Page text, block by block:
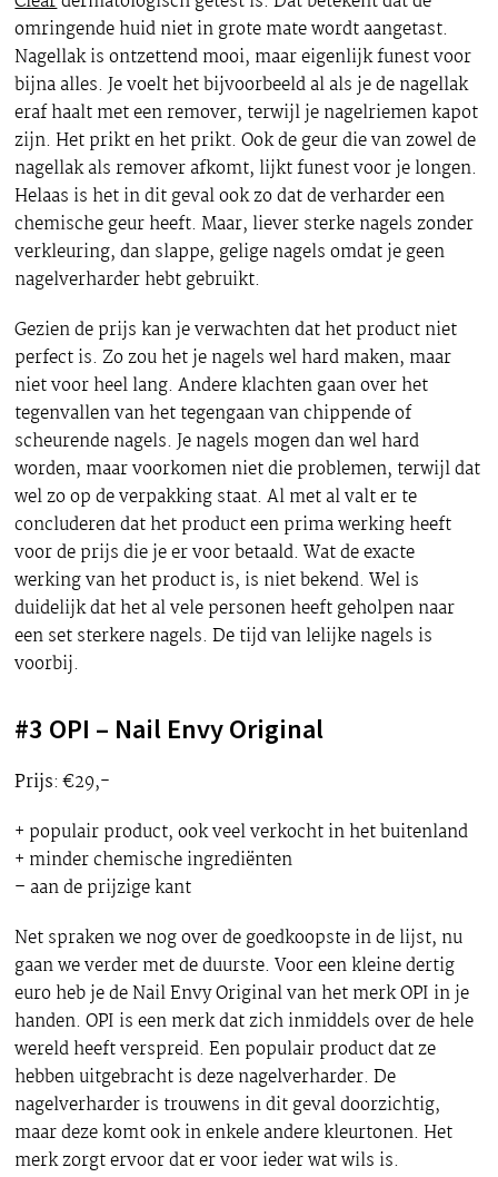
omringende huid niet in grote mate wordt aangetast.
Nagellak is ontzettend mooi, maar eigenlijk funest voor
bijna alles. Je voelt het bijvoorbeeld al als je de nagellak
eraf haalt met een remover, terwijl je nagelriemen kapot
zijn. Het prikt en het prikt. Ook de geur die van zowel de
nagellak als remover afkomt, lijkt funest voor je longen.
Helaas is het in dit geval ook zo dat de verharder een
chemische geur heeft. Maar, liever sterke nagels zonder
verkleuring, dan slappe, gelige nagels omdat je geen
nagelverharder hebt gebruikt.
Gezien de prijs kan je verwachten dat het product niet
perfect is. Zo zou het je nagels wel hard maken, maar
niet voor heel lang. Andere klachten gaan over het
tegenvallen van het tegengaan van chippende of
scheurende nagels. Je nagels mogen dan wel hard
worden, maar voorkomen niet die problemen, terwijl dat
wel zo op de verpakking staat. Al met al valt er te
concluderen dat het product een prima werking heeft
voor de prijs die je er voor betaald. Wat de exacte
werking van het product is, is niet bekend. Wel is
duidelijk dat het al vele personen heeft geholpen naar
een set sterkere nagels. De tijd van lelijke nagels is
voorbij.
#3 OPI – Nail Envy Original
Prijs: €29,-
+ populair product, ook veel verkocht in het buitenland
+ minder chemische ingrediënten
– aan de prijzige kant
Net spraken we nog over de goedkoopste in de lijst, nu
gaan we verder met de duurste. Voor een kleine dertig
euro heb je de Nail Envy Original van het merk OPI in je
handen. OPI is een merk dat zich inmiddels over de hele
wereld heeft verspreid. Een populair product dat ze
hebben uitgebracht is deze nagelverharder. De
nagelverharder is trouwens in dit geval doorzichtig,
maar deze komt ook in enkele andere kleurtonen. Het
merk zorgt ervoor dat er voor ieder wat wils is.